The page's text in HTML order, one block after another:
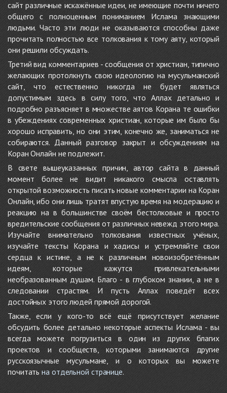
сайт различные искажённые идеи, не имеющие почти ничего
общего с полноценным пониманием Ислама знающими
людьми. Часто эти люди не оказываются способны даже
прочитать полностью все толкования к тому аяту, который
они решили обсуждать.
Третий вид комментариев - сообщения от христиан, типично
желающих протолкнуть свою идеологию на мусульманский
сайт, что естественно никогда не будет являться
допустимым здесь в силу того, что Аллах детально и
подробно разъясняет в множестве аятов Корана те ошибки
в убеждениях современных христиан, которые им было бы
хорошо исправить, но они этим, конечно же, заниматься не
собираются. Данный разговор закрыт и обсуждениям на
Коран Онлайн не подлежит.
В свете вышеуказанных причин, автор сайта в данный
момент более не видит никакого смысла оставлять
открытой возможность писать новые комментарии на Коран
Онлайн, ибо они лишь тратят впустую время на модерацию и
реакцию на в большинстве своём бестолковые и просто
вредительские сообщения от различных невежд этого мира.
Изучайте внимательно толкования известных учёных,
изучайте тексты Корана и хадисы и устремляйте свои
сердца к истине, а не к различным новоизобретённым
идеям, которые кажутся привлекательными
необразованным душам. Благо - в глубоком знании, а не в
следовании страстям. И пусть Аллах поведёт всех
достойных этого людей прямой дорогой.
Также, если у кого-то всё ещё присутствует желание
обсудить более детально некоторые аспекты Ислама - вы
всегда можете погрузиться в один из других благих
проектов и сообществ, которыми занимаются другие
русскоязычные мусульмане, и о которых вы можете
почитатьна отдельной странице.